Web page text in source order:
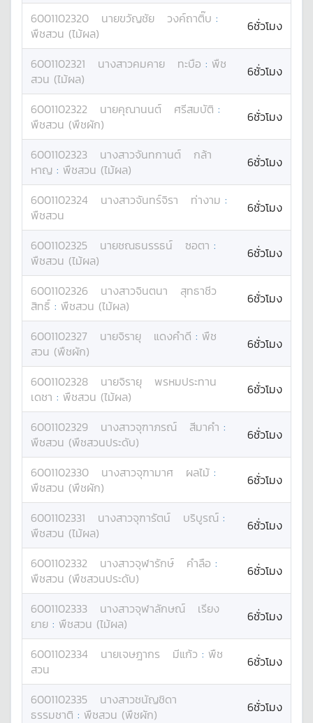
6001102320 นายขวัญชัย วงค์ถาติ๊บ :
พืชสวน (ไม้ผล)
6ชั่วโมง
6001102321 นางสาวคมคาย ทะบือ : พืช
สวน (ไม้ผล)
6ชั่วโมง
6001102322 นายคุณานนต์ ศรีสมบัติ :
พืชสวน (พืชผัก)
6ชั่วโมง
6001102323 นางสาวจันทกานต์
กล้า
หาญ : พืชสวน (ไม้ผล) 6ชั่วโมง
6001102324 นางสาวจันทร์จิรา ท่างาม :
พืชสวน
6ชั่วโมง
6001102325 นายชณธนรรธน์ ซอตา :
พืชสวน (ไม้ผล)
6ชั่วโมง
6001102326 นางสาวจินตนา
สุทธาชีว
สิทธิ์ : พืชสวน (ไม้ผล) 6ชั่วโมง
6001102327 นายจิรายุ แดงคำดี : พืช
สวน (พืชผัก)
6ชั่วโมง
6001102328 นายจิรายุ
พรหมประทาน
เดชา : พืชสวน (ไม้ผล) 6ชั่วโมง
6001102329 นางสาวจุฑาภรณ์ สีมาคำ :
พืชสวน (พืชสวนประดับ)
6ชั่วโมง
6001102330 นางสาวจุฑามาศ ผลไม้ :
พืชสวน (พืชผัก)
6ชั่วโมง
6001102331 นางสาวจุฑารัตน์ บริบูรณ์ :
พืชสวน (ไม้ผล)
6ชั่วโมง
6001102332 นางสาวจุฬารักษ์ คำลือ :
พืชสวน (พืชสวนประดับ)
6ชั่วโมง
6001102333 นางสาวจุฬาลักษณ์
เรียง
ยาย : พืชสวน (ไม้ผล) 6ชั่วโมง
6001102334 นายเจษฎากร มีแก้ว : พืช
สวน
6ชั่วโมง
6001102335 นางสาวชนัญชิดา
ธรรมชาติ : พืชสวน (พืชผัก) 6ชั่วโมง